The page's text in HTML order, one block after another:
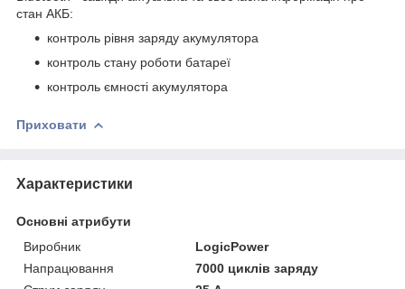
стан АКБ:
контроль рівня заряду акумулятора
контроль стану роботи батареї
контроль ємності акумулятора
Приховати
Характеристики
Основні атрибути
Виробник
LogicPower
Напрацювання
7000 циклів заряду